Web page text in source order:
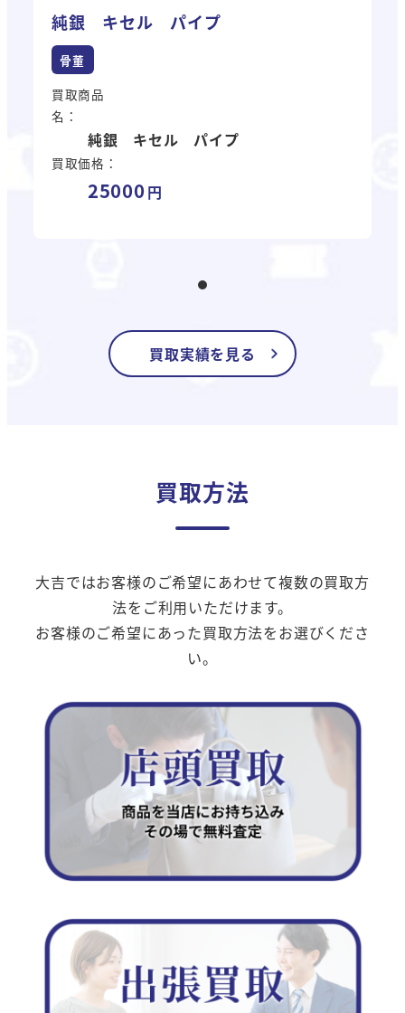
純銀 キセル パイプ
骨董
買取商品
名：
純銀 キセル パイプ
買取価格：
25000
買取実績を見る
買取方法
大吉ではお客様のご希望にあわせて複数の買取方
法をご利用いただけます。
お客様のご希望にあった買取方法をお選びくださ
い。